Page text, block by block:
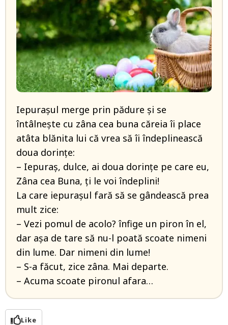
Iepurașul merge prin pădure și se
întâlnește cu zâna cea buna căreia îi place
atâta blănita lui că vrea să îi îndeplinească
doua dorințe:
– Iepuraș, dulce, ai doua dorințe pe care eu,
Zâna cea Buna, ți le voi îndeplini!
La care iepurașul fară să se gândească prea
mult zice:
– Vezi pomul de acolo? înfige un piron în el,
dar așa de tare să nu-l poată scoate nimeni
din lume. Dar nimeni din lume!
– S-a făcut, zice zâna. Mai departe.
– Acuma scoate pironul afara…
Like